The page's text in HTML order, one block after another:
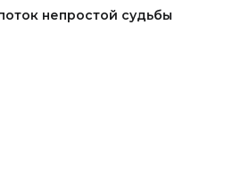
непростой судьбы